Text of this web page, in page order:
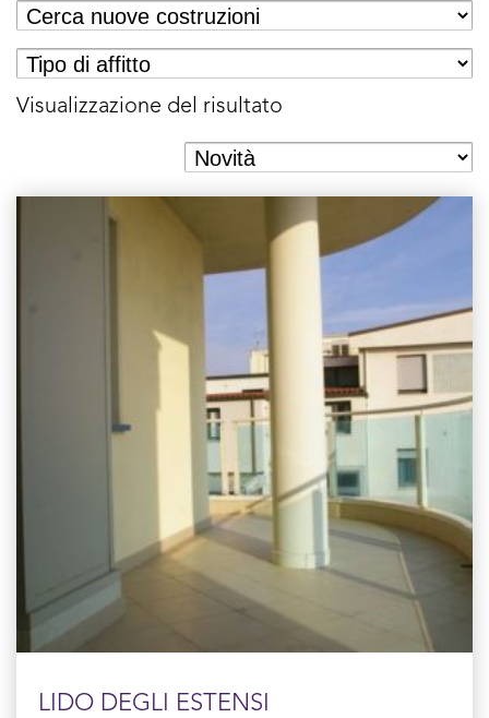
Visualizzazione del risultato
LIDO DEGLI ESTENSI